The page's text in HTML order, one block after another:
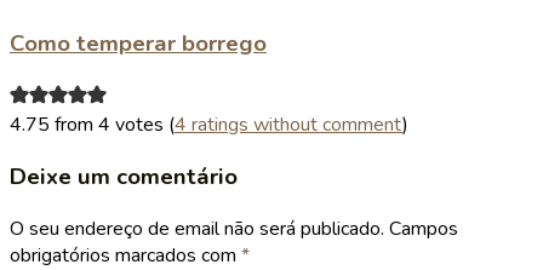
Como temperar borrego
4.75 from 4 votes (4 ratings without comment)
Deixe um comentário
O seu endereço de email não será publicado. Campos
obrigatórios marcados com *